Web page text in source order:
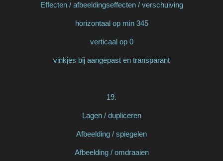
Effecten / afbeeldingseffecten / verschuiving
horizontaal op min 345
verticaal op 0
vinkjes bij aangepast en transparant
19.
Lagen / dupliceren
Afbeelding / spiegelen
Afbeelding / omdraaien